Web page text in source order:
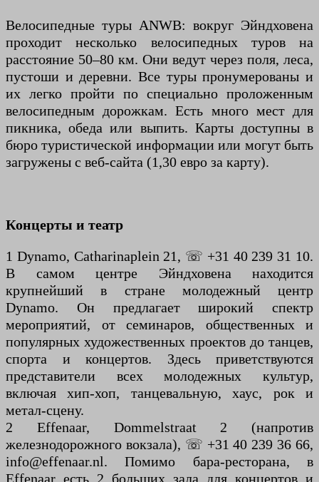
Велосипедные туры ANWB: вокруг Эйндховена
проходит несколько велосипедных туров на
расстояние 50–80 км. Они ведут через поля, леса,
пустоши и деревни. Все туры пронумерованы и
их легко пройти по специально проложенным
велосипедным дорожкам. Есть много мест для
пикника, обеда или выпить. Карты доступны в
бюро туристической информации или могут быть
загружены с веб-сайта (1,30 евро за карту).
Концерты и театр
1 Dynamo, Catharinaplein 21, ☏ +31 40 239 31 10.
В самом центре Эйндховена находится
крупнейший в стране молодежный центр
Dynamo. Он предлагает широкий спектр
мероприятий, от семинаров, общественных и
популярных художественных проектов до танцев,
спорта и концертов. Здесь приветствуются
представители всех молодежных культур,
включая хип-хоп, танцевальную, хаус, рок и
метал-сцену.
2 Effenaar, Dommelstraat 2 (напротив
железнодорожного вокзала), ☏ +31 40 239 36 66,
info@effenaar.nl. Помимо бара-ресторана, в
Effenaar есть 2 больших зала для концертов и